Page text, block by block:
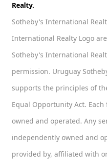
Realty.
Sotheby's International
International Realty Logo
Sotheby's International
permission. Uruguay
supports the principles of
Equal Opportunity Act.
owned and operated. Any
independently owned and
provided by, affiliated with